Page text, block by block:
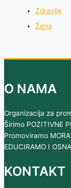
Zdravlje
Žena
O NAMA
Organizacija za
Širimo POZITIVNE
Promoviramo
EDUCIRAMO I
KONTAKT